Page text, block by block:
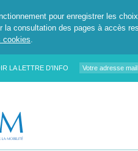
pour enregistrer les
la consultation des pages à accès
cookies
LA LETTRE D'INFO